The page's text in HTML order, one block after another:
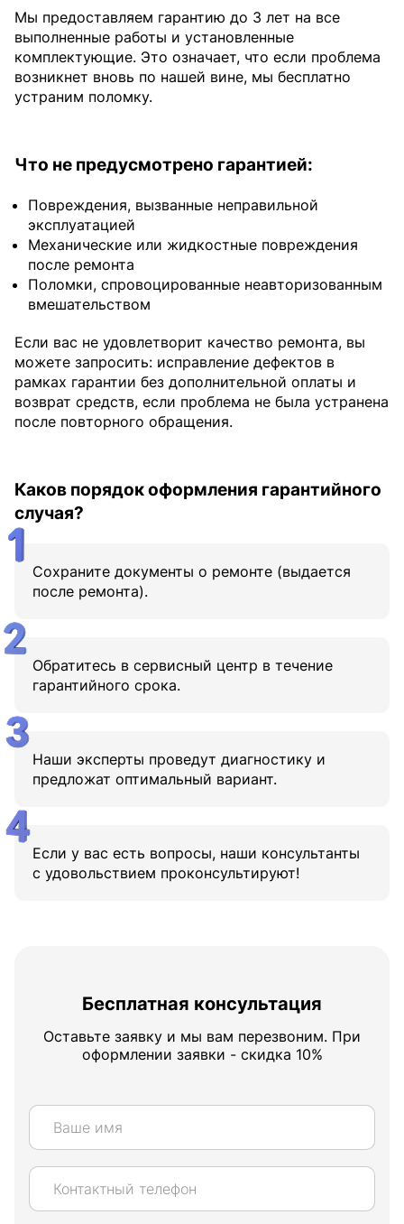
Мы предоставляем гарантию до 3 лет на все
выполненные работы и установленные
комплектующие. Это означает, что если проблема
возникнет вновь по нашей вине, мы бесплатно
устраним поломку.
Что не предусмотрено гарантией:
Повреждения, вызванные неправильной
эксплуатацией
Механические или жидкостные повреждения
после ремонта
Поломки, спровоцированные неавторизованным
вмешательством
Если вас не удовлетворит качество ремонта, вы
можете запросить: исправление дефектов в
рамках гарантии без дополнительной оплаты и
возврат средств, если проблема не была устранена
после повторного обращения.
Каков порядок оформления гарантийного
случая?
Сохраните документы о ремонте (выдается
после ремонта).
Обратитесь в сервисный центр в течение
гарантийного срока.
Наши эксперты проведут диагностику и
предложат оптимальный вариант.
Если у вас есть вопросы, наши консультанты
с удовольствием проконсультируют!
Бесплатная консультация
Оставьте заявку и мы вам перезвоним. При
оформлении заявки - скидка 10%